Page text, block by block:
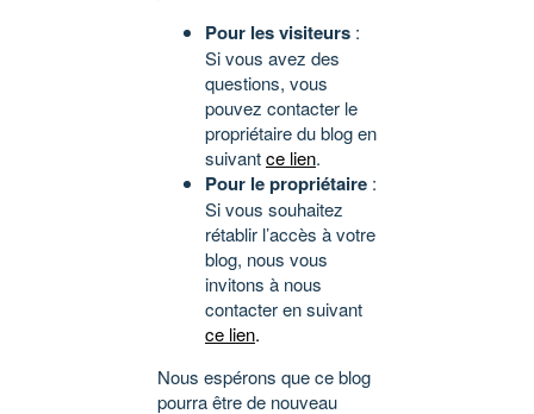
Pour les visiteurs :
Si vous avez des
questions, vous
pouvez contacter le
propriétaire du blog en
suivantce lien.
Pour le propriétaire :
Si vous souhaitez
rétablir l’accès à votre
blog, nous vous
invitons à nous
contacter en suivant
ce lien.
Nous espérons que ce blog
pourra être de nouveau